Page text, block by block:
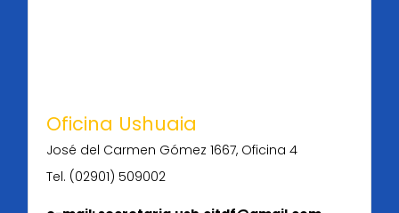
Oficina Ushuaia
José del Carmen Gómez 1667, Oficina 4
Tel. (02901) 509002